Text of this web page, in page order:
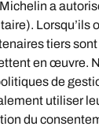
a
Lorsqu’ils
tiers
en œuvre.
de
utiliser
du